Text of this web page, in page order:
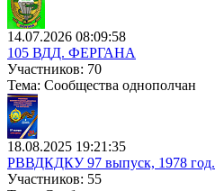
14.07.2026 08:09:58
105 ВДД. ФЕРГАНА
Участников: 70
Тема: Сообщества однополчан
18.08.2025 19:21:35
РВВДКДКУ 97 выпуск, 1978 год.
Участников: 55